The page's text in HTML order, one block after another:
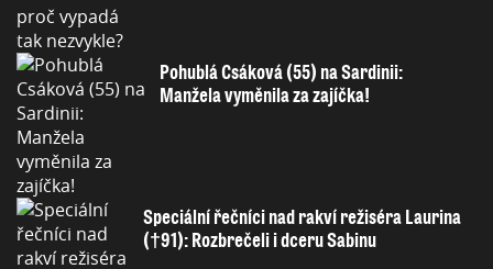
Pohublá Csáková (55) na Sardinii:
Manžela vyměnila za zajíčka!
Speciální řečníci nad rakví režiséra Laurina
(†91): Rozbrečeli i dceru Sabinu